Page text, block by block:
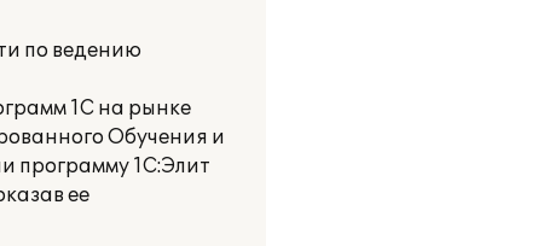
по ведению
1С на рынке
Обучения и
программу 1C:Элит
ее